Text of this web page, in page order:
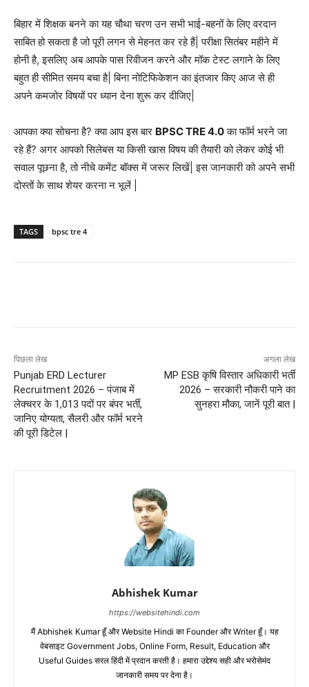
बिहार में शिक्षक बनने का यह चौथा चरण उन सभी भाई-बहनों के लिए वरदान
साबित हो सकता है जो पूरी लगन से मेहनत कर रहे हैं| परीक्षा सितंबर महीने में
होनी है, इसलिए अब आपके पास रिवीजन करने और मॉक टेस्ट लगाने के लिए
बहुत ही सीमित समय बचा है| बिना नोटिफिकेशन का इंतजार किए आज से ही
अपने कमजोर विषयों पर ध्यान देना शुरू कर दीजिए|
आपका क्या सोचना है? क्या आप इस बार BPSC TRE 4.0का फॉर्म भरने जा
रहे हैं? अगर आपको सिलेबस या किसी खास विषय की तैयारी को लेकर कोई भी
सवाल पूछना है, तो नीचे कमेंट बॉक्स में जरूर लिखें| इस जानकारी को अपने सभी
दोस्तों के साथ शेयर करना न भूलें |
TAGS bpsc tre 4
पिछला लेख
Punjab ERD Lecturer
Recruitment 2026 – पंजाब में
लेक्चरर के 1,013 पदों पर बंपर भर्ती,
जानिए योग्यता, सैलरी और फॉर्म भरने
की पूरी डिटेल |
अगला लेख
MP ESB कृषि विस्तार अधिकारी भर्ती
2026 – सरकारी नौकरी पाने का
सुनहरा मौका, जानें पूरी बात |
Abhishek Kumar
https://websitehindi.com
मैं Abhishek Kumar हूँ और Website Hindi का Founder और Writer हूँ। यह
वेबसाइट Government Jobs, Online Form, Result, Education और
Useful Guides सरल हिंदी में प्रदान करती है। हमारा उद्देश्य सही और भरोसेमंद
जानकारी समय पर देना है।